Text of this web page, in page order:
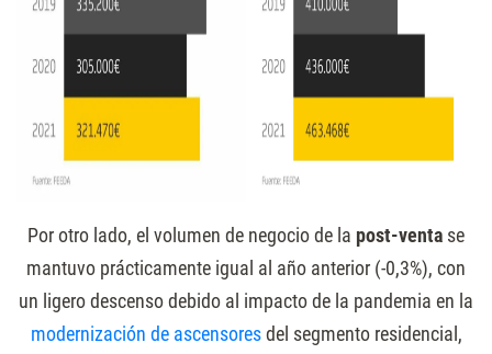
Por otro lado, el volumen de negocio de la post-venta se
mantuvo prácticamente igual al año anterior (-0,3%), con
un ligero descenso debido al impacto de la pandemia en la
modernización de ascensoresdel segmento residencial,